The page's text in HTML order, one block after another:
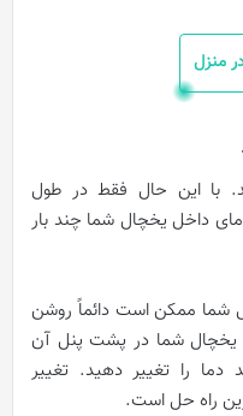
منزل
با این حال فقط در طول
داخل یخچال شما چند بار
شما ممکن است دائماً روشن
یخچال شما در پشت پنل آن
دما را تغییر دهید. تغییر
راه حل است.